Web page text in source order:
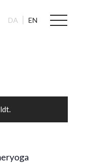
DA EN